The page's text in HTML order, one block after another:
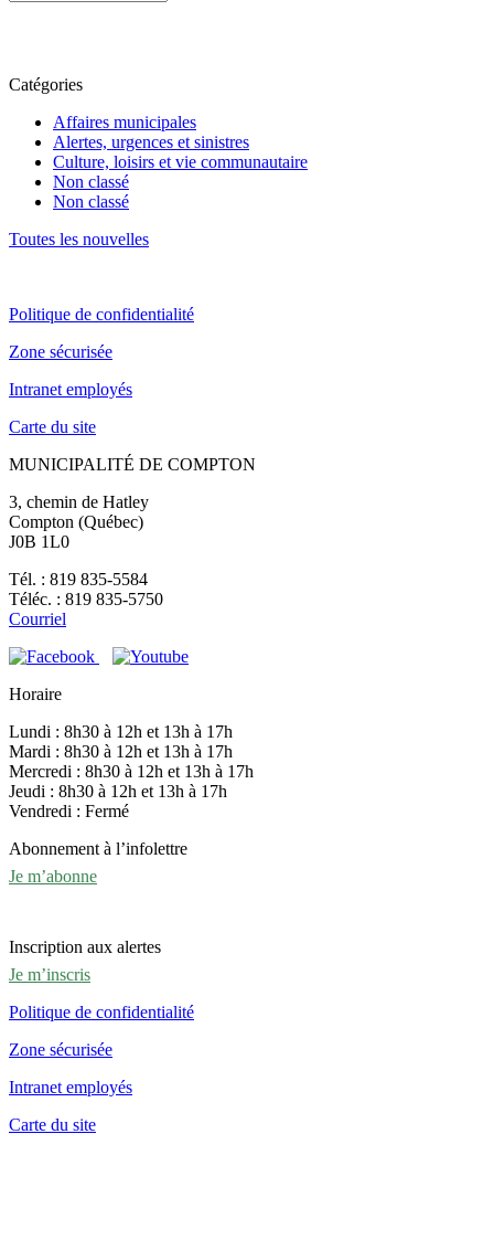
Catégories
Affaires municipales
Alertes, urgences et sinistres
Culture, loisirs et vie communautaire
Non classé
Non classé
Toutes les nouvelles
Politique de confidentialité
Zone sécurisée
Intranet employés
Carte du site
MUNICIPALITÉ DE COMPTON
3, chemin de Hatley
Compton (Québec)
J0B 1L0
Tél. : 819 835-5584
Téléc. : 819 835-5750
Courriel
Horaire
Lundi : 8h30 à 12h et 13h à 17h
Mardi : 8h30 à 12h et 13h à 17h
Mercredi : 8h30 à 12h et 13h à 17h
Jeudi : 8h30 à 12h et 13h à 17h
Vendredi : Fermé
Abonnement à l’infolettre
Je m’abonne
Inscription aux alertes
Je m’inscris
Politique de confidentialité
Zone sécurisée
Intranet employés
Carte du site